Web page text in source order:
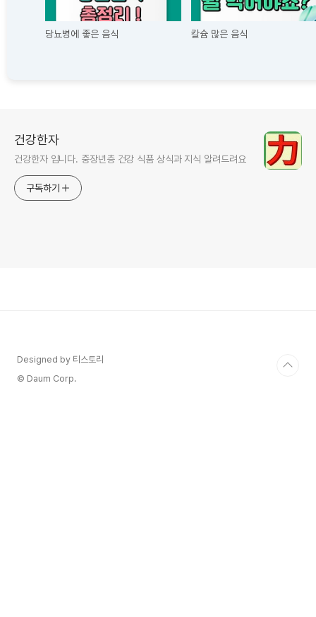
당뇨병에 좋은 음식 칼슘 많은 음식
건강한자
건강한자 입니다. 중장년층 건강 식품 상식과 지식 알려드려요
구독하기
Designed by 티스토리
© Daum Corp.